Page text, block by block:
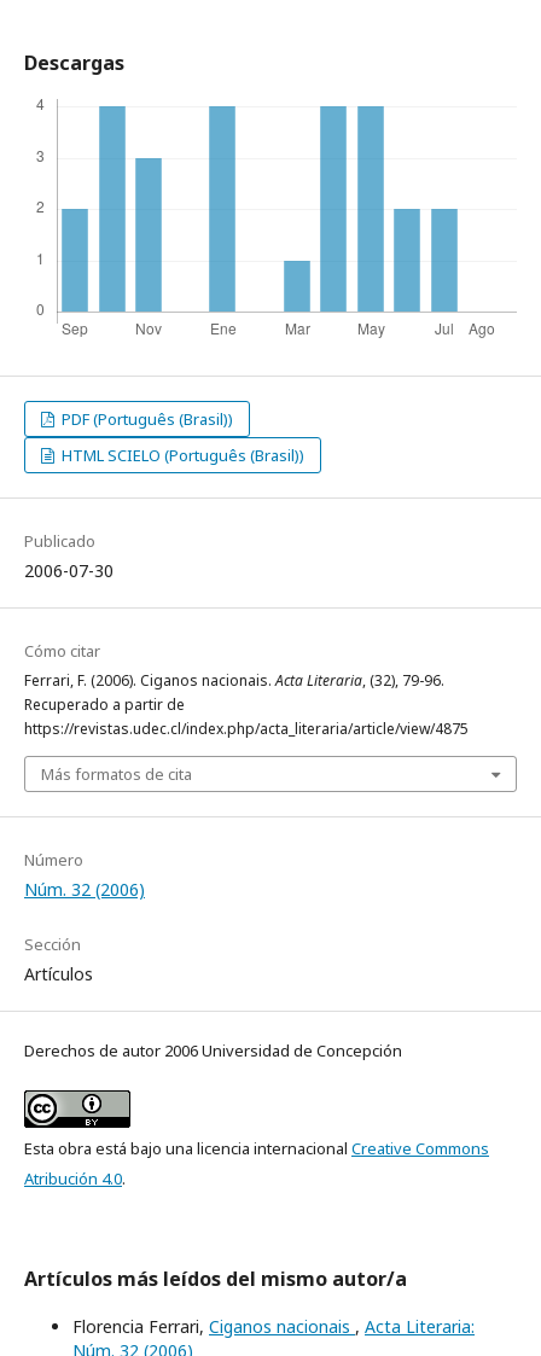
Descargas
PDF (Português (Brasil))
HTML SCIELO (Português (Brasil))
Publicado
2006-07-30
Cómo citar
Ferrari, F. (2006). Ciganos nacionais.Acta Literaria, (32), 79-96.
Recuperado a partir de
https://revistas.udec.cl/index.php/acta_literaria/article/view/4875
Más formatos de cita
Número
Núm. 32 (2006)
Sección
Artículos
Derechos de autor 2006 Universidad de Concepción
Esta obra está bajo una licencia internacional Creative Commons
Atribución 4.0.
Artículos más leídos del mismo autor/a
Florencia Ferrari, Ciganos nacionais , Acta Literaria:
Núm. 32 (2006)